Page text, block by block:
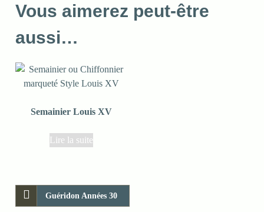
Vous aimerez peut-être
aussi…
Semainier Louis XV
Lire la suite
Guéridon Années 30